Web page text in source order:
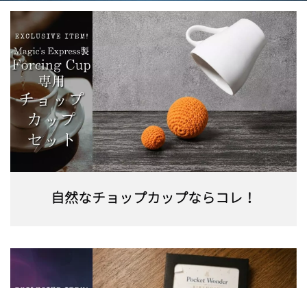
自然なチョップカップならコレ！